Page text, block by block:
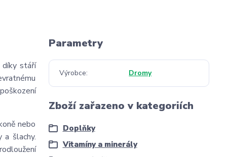
díky stáří
nebo
a šlachy.
Parametry
Výrobce Dromy
Zboží zařazeno v kategoriích
Doplňky
Vitamíny a minerály